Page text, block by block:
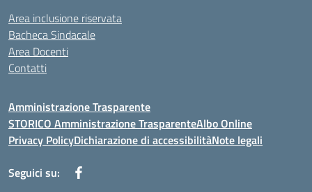
Area inclusione riservata
Bacheca Sindacale
Area Docenti
Contatti
Amministrazione Trasparente
STORICO Amministrazione TrasparenteAlbo Online
Privacy PolicyDichiarazione di accessibilitàNote legali
Seguici su: